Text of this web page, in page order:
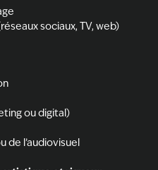
sociaux, TV, web)
ou digital)
de l’audiovisuel